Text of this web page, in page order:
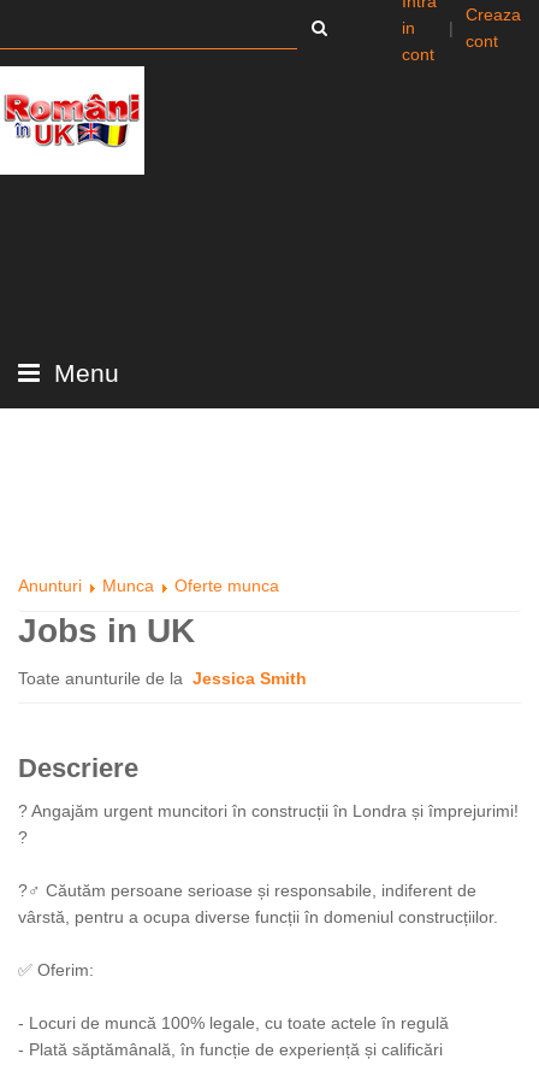
in
cont
|
Creaza
cont
Menu
Anunturi Munca Oferte munca
Jobs in UK
Toate anunturile de la Jessica Smith
Descriere
? Angajăm urgent muncitori în construcții în Londra și împrejurimi!
?️
?‍♂️ Căutăm persoane serioase și responsabile, indiferent de
vârstă, pentru a ocupa diverse funcții în domeniul construcțiilor.
✅ Oferim:
- Locuri de muncă 100% legale, cu toate actele în regulă
- Plată săptămânală, în funcție de experiență și calificări